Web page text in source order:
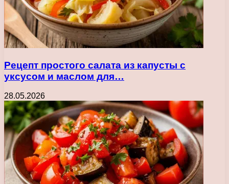
Рецепт простого салата из капусты с
уксусом и маслом для…
28.05.2026